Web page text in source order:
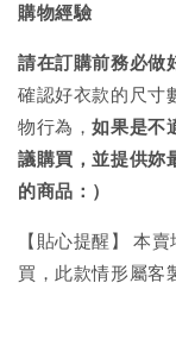
購物經驗
請在訂購前務必做
確認好衣款的尺寸
物行為，如果是不
議購買，並提供妳
的商品：）
【貼心提醒】 本
買，此款情形屬客